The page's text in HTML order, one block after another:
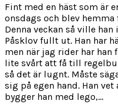
Fint med en häst som är
onsdags och blev
Denna veckan så ville
Påsklov fullt ut. Han har
men när jag rider har
lite svårt att få till
så det är lugnt. Måste
sig på egen hand. Han
bygger han med lego,...